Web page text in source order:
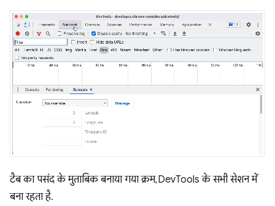
टैब का पसंद के मुताबिक बनाया गया क्रम, DevTools के सभी सेशन में
बना रहता है.